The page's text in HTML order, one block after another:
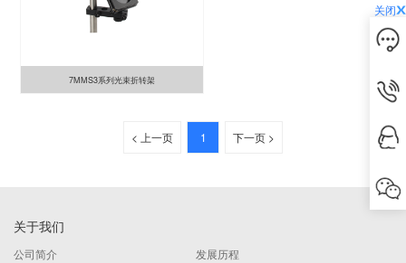
7MMS3系列光束折转架
< 上一页 1 下一页 >
关于我们
公司简介
发展历程
关闭